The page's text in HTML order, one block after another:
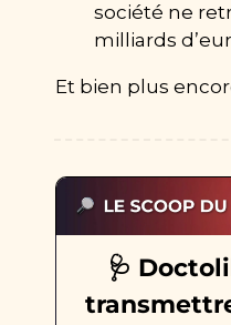
société ne
milliards
Et bien plus
🩺